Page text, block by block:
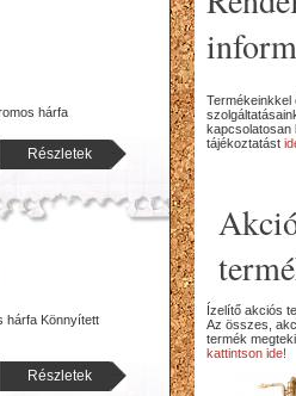
hárfa
Részletek
hárfa Könnyített
Részletek
Termékeinkkel
kapcsolatosan
tájékoztatást
Ízelítő akciós
Az összes,
termék
kattintson ide!